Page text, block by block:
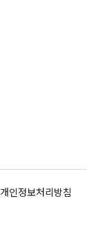
개인정보처리방침